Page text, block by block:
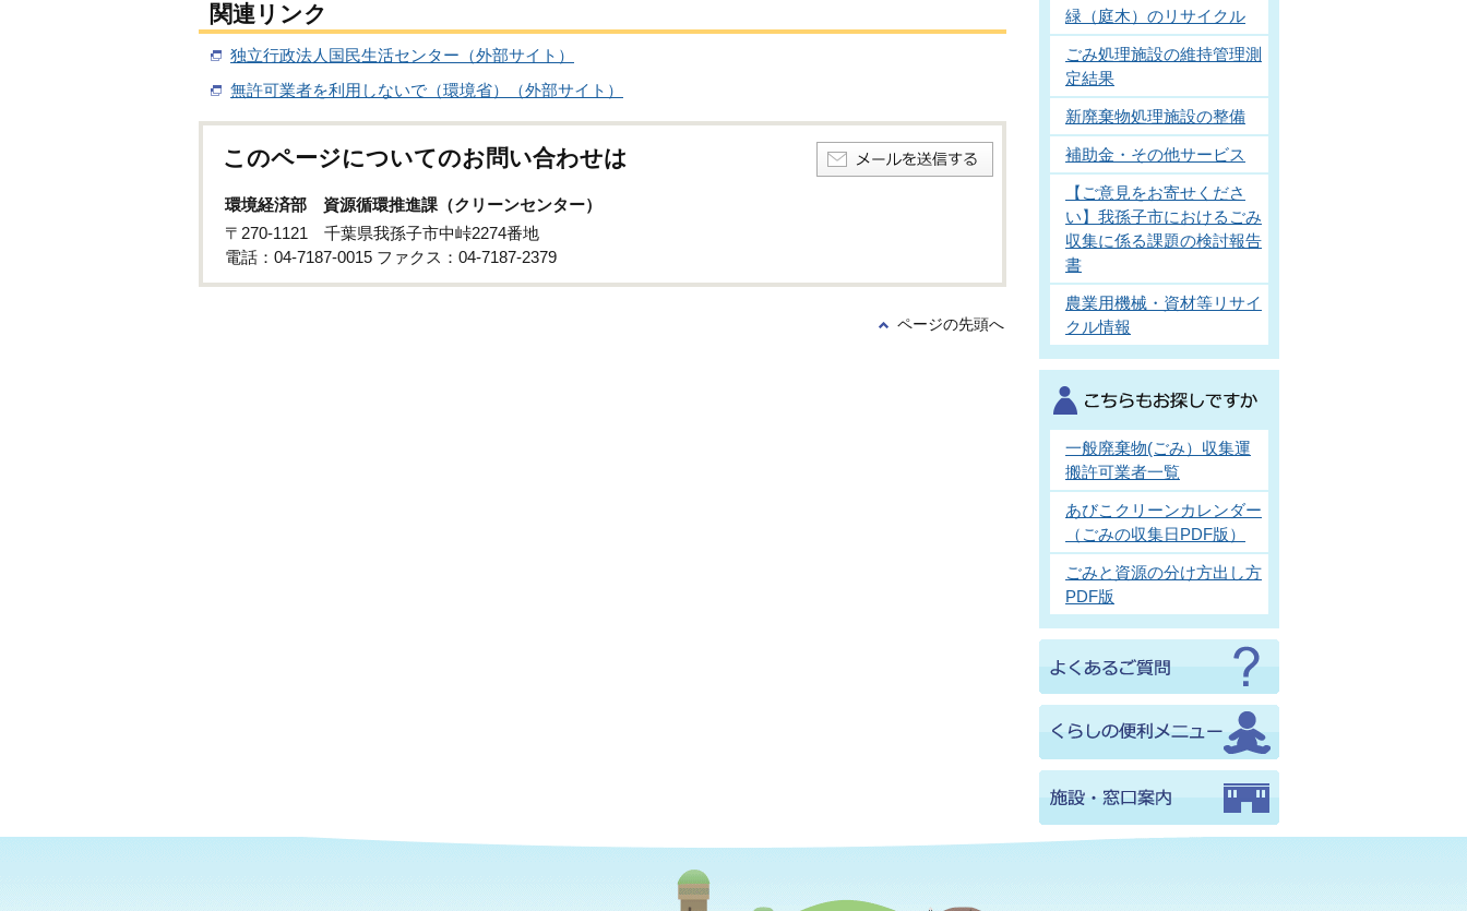
関連リンク
独立行政法人国民生活センター（外部サイト）
無許可業者を利用しないで（環境省）（外部サイト）
このページについてのお問い合わせは
環境経済部 資源循環推進課（クリーンセンター）
〒270-1121 千葉県我孫子市中峠2274番地
電話：04-7187-0015 ファクス：04-7187-2379
ページの先頭へ
緑（庭木）のリサイクル
ごみ処理施設の維持管理測
定結果
新廃棄物処理施設の整備
補助金・その他サービス
【ご意見をお寄せくださ
い】我孫子市におけるごみ
収集に係る課題の検討報告
書
農業用機械・資材等リサイ
クル情報
一般廃棄物(ごみ）収集運
搬許可業者一覧
あびこクリーンカレンダー
（ごみの収集日PDF版）
ごみと資源の分け方出し方
PDF版